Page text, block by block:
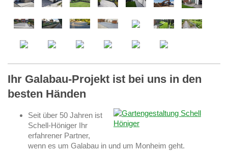
Ihr Galabau-Projekt ist bei uns in den
besten Händen
Seit über 50 Jahren ist
Schell-Höniger Ihr
erfahrener Partner,
wenn es um Galabau in und um Monheim geht.